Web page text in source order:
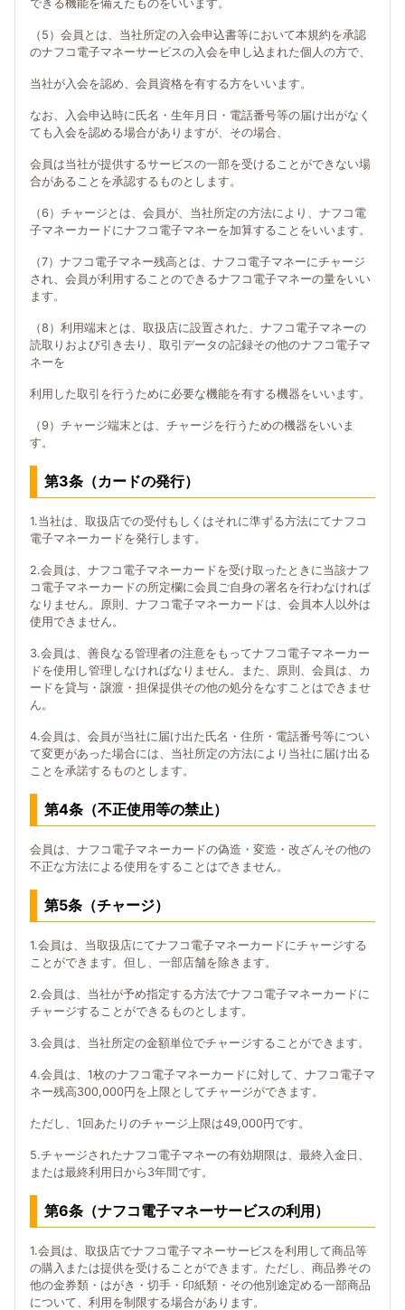
できる機能を備えたものをいいます。
（5）会員とは、当社所定の入会申込書等において本規約を承認
のナフコ電子マネーサービスの入会を申し込まれた個人の方で、
当社が入会を認め、会員資格を有する方をいいます。
なお、入会申込時に氏名・生年月日・電話番号等の届け出がなく
ても入会を認める場合がありますが、その場合、
会員は当社が提供するサービスの一部を受けることができない場
合があることを承認するものとします。
（6）チャージとは、会員が、当社所定の方法により、ナフコ電
子マネーカードにナフコ電子マネーを加算することをいいます。
（7）ナフコ電子マネー残高とは、ナフコ電子マネーにチャージ
され、会員が利用することのできるナフコ電子マネーの量をいい
ます。
（8）利用端末とは、取扱店に設置された、ナフコ電子マネーの
読取りおよび引き去り、取引データの記録その他のナフコ電子マ
ネーを
利用した取引を行うために必要な機能を有する機器をいいます。
（9）チャージ端末とは、チャージを行うための機器をいいま
す。
第3条（カードの発行）
1.当社は、取扱店での受付もしくはそれに準ずる方法にてナフコ
電子マネーカードを発行します。
2.会員は、ナフコ電子マネーカードを受け取ったときに当該ナフ
コ電子マネーカードの所定欄に会員ご自身の署名を行わなければ
なりません。原則、ナフコ電子マネーカードは、会員本人以外は
使用できません。
3.会員は、善良なる管理者の注意をもってナフコ電子マネーカー
ドを使用し管理しなければなりません。また、原則、会員は、カ
ードを貸与・譲渡・担保提供その他の処分をなすことはできませ
ん。
4.会員は、会員が当社に届け出た氏名・住所・電話番号等につい
て変更があった場合には、当社所定の方法により当社に届け出る
ことを承諾するものとします。
第4条（不正使用等の禁止）
会員は、ナフコ電子マネーカードの偽造・変造・改ざんその他の
不正な方法による使用をすることはできません。
第5条（チャージ）
1.会員は、当取扱店にてナフコ電子マネーカードにチャージする
ことができます。但し、一部店舗を除きます。
2.会員は、当社が予め指定する方法でナフコ電子マネーカードに
チャージすることができるものとします。
3.会員は、当社所定の金額単位でチャージすることができます。
4.会員は、1枚のナフコ電子マネーカードに対して、ナフコ電子マ
ネー残高300,000円を上限としてチャージができます。
ただし、1回あたりのチャージ上限は49,000円です。
5.チャージされたナフコ電子マネーの有効期限は、最終入金日、
または最終利用日から3年間です。
第6条（ナフコ電子マネーサービスの利用）
1.会員は、取扱店でナフコ電子マネーサービスを利用して商品等
の購入または提供を受けることができます。ただし、商品券その
他の金券類・はがき・切手・印紙類・その他別途定める一部商品
について、利用を制限する場合があります。